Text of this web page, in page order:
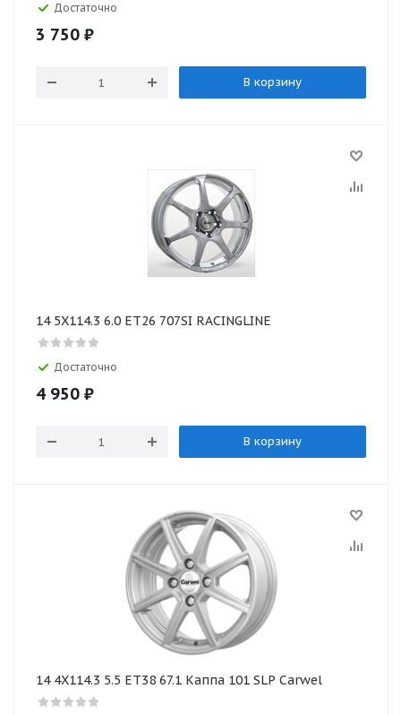
Достаточно
3 750 ₽
В корзину
14 5X114.3 6.0 ET26 707SI RACINGLINE
Достаточно
4 950 ₽
В корзину
14 4X114.3 5.5 ET38 67.1 Каппа 101 SLP Carwel